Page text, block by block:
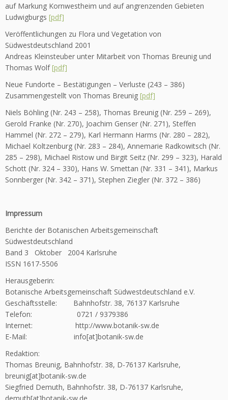
auf Markung Kornwestheim und auf angrenzenden Gebieten
Ludwigburgs [pdf]
Veröffentlichungen zu Flora und Vegetation von
Südwestdeutschland 2001
Andreas Kleinsteuber unter Mitarbeit von Thomas Breunig und
Thomas Wolf[pdf]
Neue Fundorte – Bestätigungen – Verluste (243 – 386)
Zusammengestellt von Thomas Breunig [pdf]
Niels Böhling (Nr. 243 – 258), Thomas Breunig (Nr. 259 – 269),
Gerold Franke (Nr. 270), Joachim Genser (Nr. 271), Steffen
Hammel (Nr. 272 – 279), Karl Hermann Harms (Nr. 280 – 282),
Michael Koltzenburg (Nr. 283 – 284), Annemarie Radkowitsch (Nr.
285 – 298), Michael Ristow und Birgit Seitz (Nr. 299 – 323), Harald
Schott (Nr. 324 – 330), Hans W. Smettan (Nr. 331 – 341), Markus
Sonnberger (Nr. 342 – 371), Stephen Ziegler (Nr. 372 – 386)
Impressum
Berichte der Botanischen Arbeitsgemeinschaft
Südwestdeutschland
Band 3 Oktober 2004 Karlsruhe
ISSN 1617-5506
Herausgeberin:
Botanische Arbeitsgemeinschaft Südwestdeutschland e.V.
Geschäftsstelle: Bahnhofstr. 38, 76137 Karlsruhe
Telefon: 0721 / 9379386
Internet: http://www.botanik-sw.de
E-Mail: info[at]botanik-sw.de
Redaktion:
Thomas Breunig, Bahnhofstr. 38, D-76137 Karlsruhe,
breunig[at]botanik-sw.de
Siegfried Demuth, Bahnhofstr. 38, D-76137 Karlsruhe,